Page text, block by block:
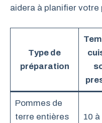
aidera à planifier votre
Type de
préparation
Pommes de
terre entières
10 à